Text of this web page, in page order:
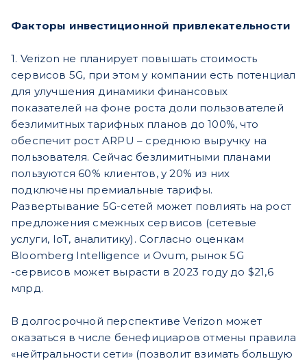
Факторы инвестиционной привлекательности
1. Verizon не планирует повышать стоимость
сервисов 5G, при этом у компании есть потенциал
для улучшения динамики финансовых
показателей на фоне роста доли пользователей
безлимитных тарифных планов до 100%, что
обеспечит рост ARPU – среднюю выручку на
пользователя. Сейчас безлимитными планами
пользуются 60% клиентов, у 20% из них
подключены премиальные тарифы.
Развертывание 5G-сетей может повлиять на рост
предложения смежных сервисов (сетевые
услуги, IoT, аналитику). Согласно оценкам
Bloomberg Intelligence и Ovum, рынок 5G
-сервисов может вырасти в 2023 году до $21,6
млрд.
В долгосрочной перспективе Verizon может
оказаться в числе бенефициаров отмены правила
«нейтральности сети» (позволит взимать большую